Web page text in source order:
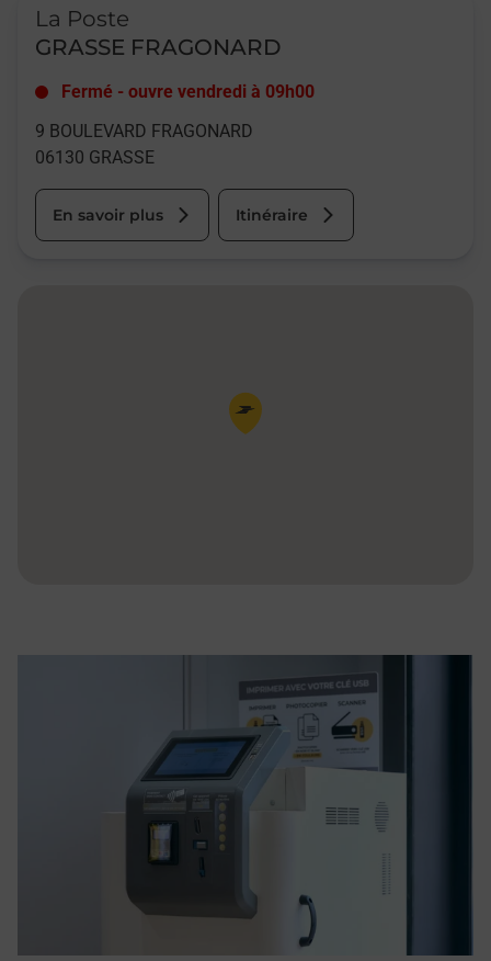
La Poste
GRASSE FRAGONARD
Fermé - ouvre vendredi à 09h00
9 BOULEVARD FRAGONARD
06130 GRASSE
En savoir plus Itinéraire
Pin de la carte